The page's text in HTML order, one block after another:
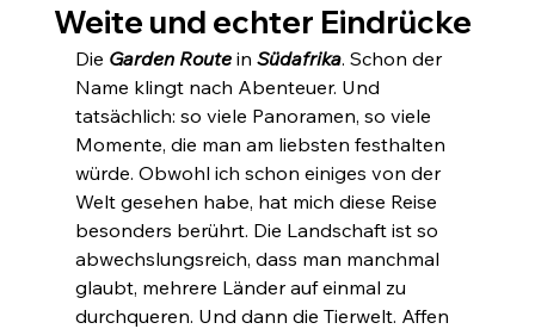
Weite und echter Eindrücke
Die Garden Route in Südafrika. Schon der
Name klingt nach Abenteuer. Und
tatsächlich: so viele Panoramen, so viele
Momente, die man am liebsten festhalten
würde. Obwohl ich schon einiges von der
Welt gesehen habe, hat mich diese Reise
besonders berührt. Die Landschaft ist so
abwechslungsreich, dass man manchmal
glaubt, mehrere Länder auf einmal zu
durchqueren. Und dann die Tierwelt. Affen